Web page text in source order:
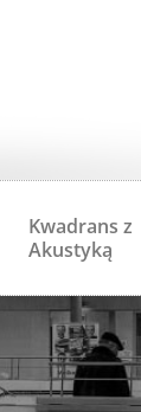
Kwadrans z
Akustyką